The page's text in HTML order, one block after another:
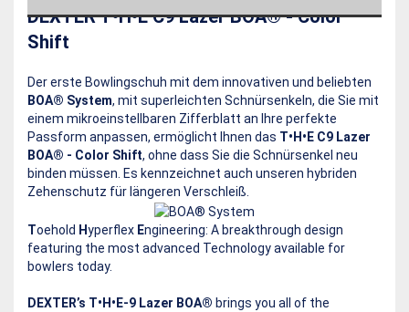
DEXTER T•H•E C9 Lazer BOA® - Color
Shift
Der erste Bowlingschuh mit dem innovativen und beliebten
BOA® System, mit superleichten Schnürsenkeln, die Sie mit
einem mikroeinstellbaren Zifferblatt an Ihre perfekte
Passform anpassen, ermöglicht Ihnen das T•H•E C9 Lazer
BOA® - Color Shift, ohne dass Sie die Schnürsenkel neu
binden müssen. Es kennzeichnet auch unseren hybriden
Zehenschutz für längeren Verschleiß.
Toehold Hyperflex Engineering: A breakthrough design
featuring the most advanced Technology available for
bowlers today.
DEXTER’s T•H•E-9 Lazer BOA® brings you all of the